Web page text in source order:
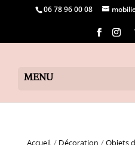
06 78 96 00 08
Accueil / Décoration /Objets